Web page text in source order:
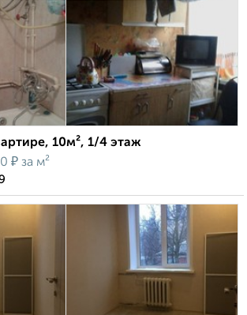
10м², 1/4 этаж
₽ за м²